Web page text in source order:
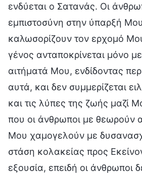
ενδύεται ο Σατανάς. Οι
εμπιστοσύνη στην ύπαρξή
καλωσορίζουν τον ερχομό
γένος ανταποκρίνεται μόνο
αιτήματά Μου, ενδίδοντας
αυτά, και δεν συμμερίζεται
και τις λύπες της ζωής μαζί
που οι άνθρωποι με θεωρούν
Μου χαμογελούν με
στάση κολακείας προς
εξουσία, επειδή οι άνθρωποι